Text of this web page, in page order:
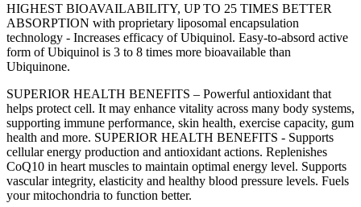
HIGHEST BIOAVAILABILITY, UP TO 25 TIMES BETTER
ABSORPTION with proprietary liposomal encapsulation
technology - Increases efficacy of Ubiquinol. Easy-to-absord active
form of Ubiquinol is 3 to 8 times more bioavailable than
Ubiquinone.
SUPERIOR HEALTH BENEFITS – Powerful antioxidant that
helps protect cell. It may enhance vitality across many body systems,
supporting immune performance, skin health, exercise capacity, gum
health and more. SUPERIOR HEALTH BENEFITS - Supports
cellular energy production and antioxidant actions. Replenishes
CoQ10 in heart muscles to maintain optimal energy level. Supports
vascular integrity, elasticity and healthy blood pressure levels. Fuels
your mitochondria to function better.